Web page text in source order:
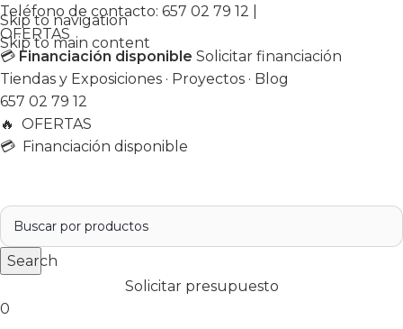
Skip to navigation
Skip to main content
Teléfono de contacto: 657 02 79 12
OFERTAS
💳 Financiación disponible Solicitar financiación
Tiendas y Exposiciones · Proyectos · Blog
657 02 79 12
🔥 OFERTAS
💳 Financiación disponible
Search
Solicitar presupuesto
0